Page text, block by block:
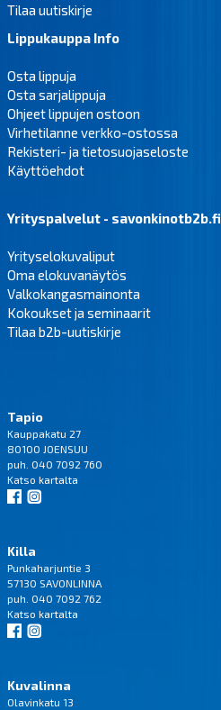
Tilaa uutiskirje
Lippukauppa Info
Osta lippuja
Osta sarjalippuja
Ohjeet lippujen ostoon
Virhetilanne verkko-ostossa
Rekisteri- ja tietosuojaseloste
Käyttöehdot
Yrityspalvelut - savonkinotb2b.fi
Yrityselokuvaliput
Oma elokuvanäytös
Valkokangasmainonta
Kokoukset ja seminaarit
Tilaa b2b-uutiskirje
Tapio
Kauppakatu 27
80100 JOENSUU
puh. 040 7092 760
Katso kartalta
Killa
Punkaharjuntie 3
57130 SAVONLINNA
puh. 040 7092 762
Katso kartalta
Kuvalinna
Olavinkatu 13